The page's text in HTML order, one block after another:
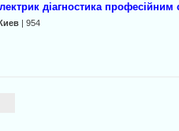
діагностика професійним
| 954